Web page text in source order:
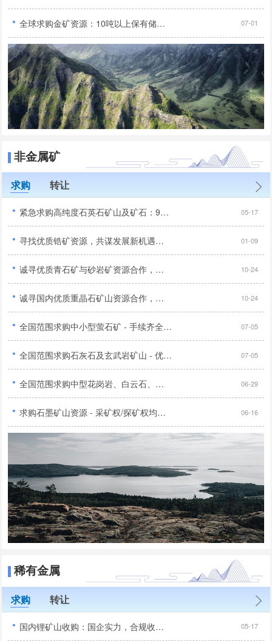
· 全球求购金矿资源：10吨以上保有储量，无抵押无负债，30亿投资规模... 07-01
非金属矿
求购 转让
· 紧急求购高纯度石英石矿山及矿石：99.95%二氧化硅含量... 05-17
· 寻找优质锆矿资源，共谋发展新机遇，品位达到行业标准以上... 01-09
· 诚寻优质青石矿与砂岩矿资源合作，手续齐全无纠纷优先... 10-24
· 诚寻国内优质重晶石矿山资源合作，手续齐全储量明确优先... 10-24
· 全国范围求购中小型萤石矿 - 手续齐全，品位40%以上，无纠纷，选厂有无均可... 07-05
· 全国范围求购石灰石及玄武岩矿山 - 优先华北、陕西地区，证件齐全，交通便利，开放多种合作模式... 07-05
· 全国范围求购中型花岗岩、白云石、辉绿岩、石灰石矿山 - 证件齐全... 06-29
· 求购石墨矿山资源 - 采矿权/探矿权均可，无纠纷，具备开采前景，多种合作方式，有意者电联... 06-16
稀有金属
求购 转让
· 国内锂矿山收购：国企实力，合规收购，优质资源优先... 05-17